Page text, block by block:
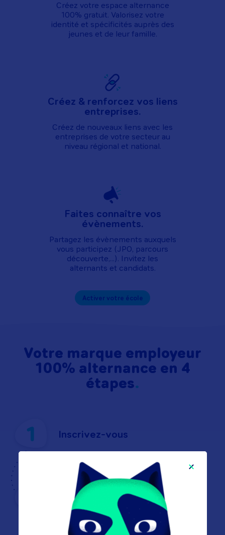
Créez votre espace alternance
100% gratuit. Valorisez votre
identité et spécificités auprès des
jeunes et de leur famille.
Créez & renforcez vos liens
entreprises.
Créez de nouveaux liens avec les
entreprises de votre secteur au
niveau régional et national.
Faites connaître vos
évènements.
Partagez les évènements auxquels
vous participez (JPO, parcours
découverte,...). Invitez les
alternants et candidats.
Activer votre école
Votre marque employeur
100% alternance en 4
étapes
1 Inscrivez-vous
Valorisez votre espace école